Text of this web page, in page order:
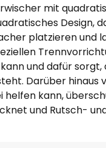
mit
platzieren und
und dafür sorgt,
Darüber
kann,
und Rutsch-